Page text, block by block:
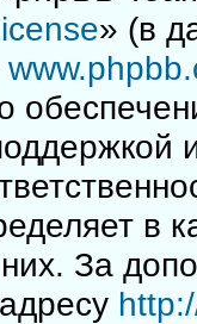
» (в
в
За